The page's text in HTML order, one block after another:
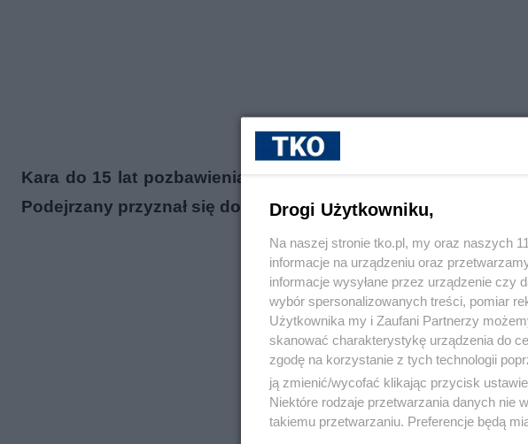
Kara do 15 lat pozbawienia wolności grozi 26-latkowi, który
Podejrzany przyznał się do przedstawionych zarzutów.
Drogi Użytkowniku,
Na naszej stronie tko.pl, my oraz naszych
informacje na urządzeniu oraz
informacje wysyłane przez urządzenie czy
wybór spersonalizowanych treści, pomiar
Użytkownika my i Zaufani Partnerzy
skanować charakterystykę urządzenia do
zgodę na korzystanie z tych technologii
ją zmienić/wycofać klikając przycisk
Niektóre rodzaje przetwarzania danych nie
takiemu przetwarzaniu. Preferencje będą